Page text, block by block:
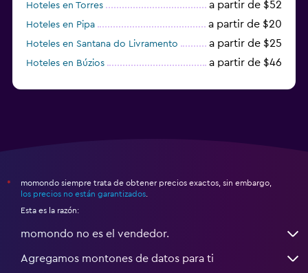
Hoteles en Torres a partir de $52
Hoteles en Pipa a partir de $20
Hoteles en Santana do Livramento a partir de $25
Hoteles en Búzios a partir de $46
*
momondo siempre trata de obtener precios exactos, sin embargo,
los precios no están garantizados
Esta es la razón:
momondo no es el vendedor.
Agregamos montones de datos para ti